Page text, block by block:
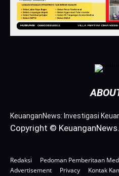
KeuanganNews: Investigasi
Copyright ©
Redaksi Pedoman Pemberitaan
Advertisement
Privacy Kontak